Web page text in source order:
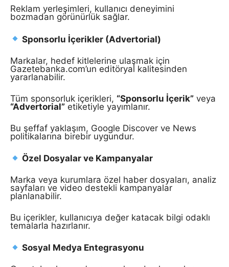
Reklam yerleşimleri, kullanıcı deneyimini
bozmadan görünürlük sağlar.
Sponsorlu İçerikler (Advertorial)
Markalar, hedef kitlelerine ulaşmak için
Gazetebanka.com’un editöryal kalitesinden
yararlanabilir.
Tüm sponsorluk içerikleri, “Sponsorlu İçerik” veya
“Advertorial” etiketiyle yayımlanır.
Bu şeffaf yaklaşım, Google Discover ve News
politikalarına birebir uygundur.
Özel Dosyalar ve Kampanyalar
Marka veya kurumlara özel haber dosyaları, analiz
sayfaları ve video destekli kampanyalar
planlanabilir.
Bu içerikler, kullanıcıya değer katacak bilgi odaklı
temalarla hazırlanır.
Sosyal Medya Entegrasyonu